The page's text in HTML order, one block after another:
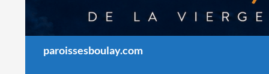
paroissesboulay.com